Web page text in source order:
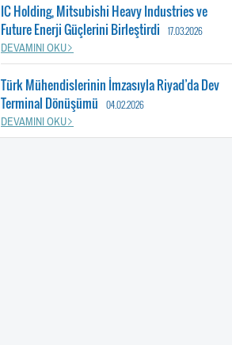
IC Holding, Mitsubishi Heavy Industries ve
Future Enerji Güçlerini Birleştirdi
17.03.2026
DEVAMINI OKU
Türk Mühendislerinin İmzasıyla Riyad’da Dev
Terminal Dönüşümü
04.02.2026
DEVAMINI OKU